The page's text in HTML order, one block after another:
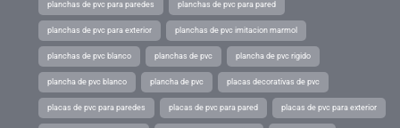
planchas de pvc para paredes planchas de pvc para pared
planchas de pvc para exterior planchas de pvc imitacion marmol
planchas de pvc blanco planchas de pvc plancha de pvc rigido
plancha de pvc blanco plancha de pvc placas decorativas de pvc
placas de pvc para paredes placas de pvc para pared placas de pvc para exterior